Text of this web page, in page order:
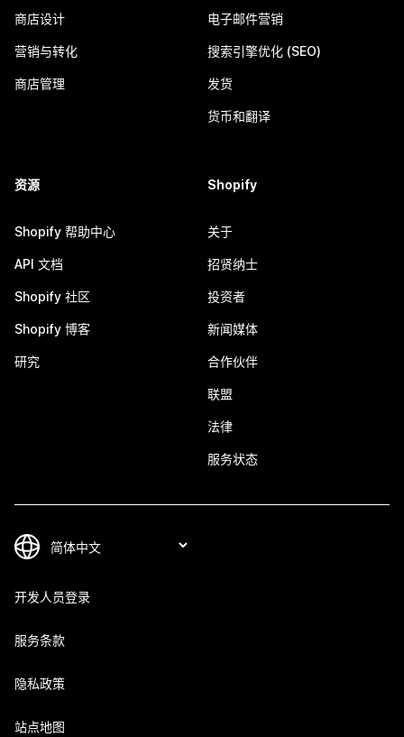
商店设计
营销与转化
商店管理
电子邮件营销
搜索引擎优化 (SEO)
发货
货币和翻译
资源
Shopify 帮助中心
API 文档
Shopify 社区
Shopify 博客
研究
Shopify
关于
招贤纳士
投资者
新闻媒体
合作伙伴
联盟
法律
服务状态
开发人员登录
服务条款
隐私政策
站点地图